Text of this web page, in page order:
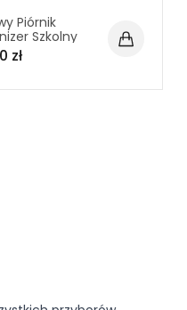
Piórnik
Szkolny
(C004)
zł